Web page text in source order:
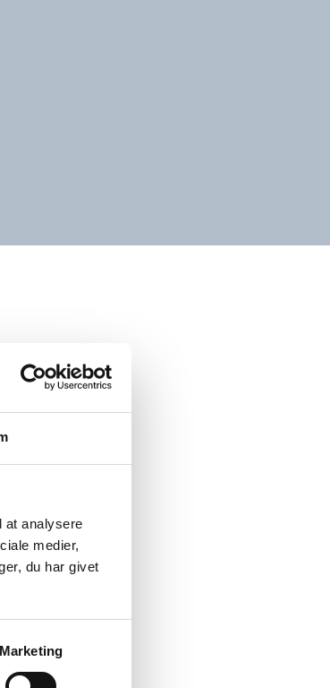
at analysere
medier,
du har givet
Marketing